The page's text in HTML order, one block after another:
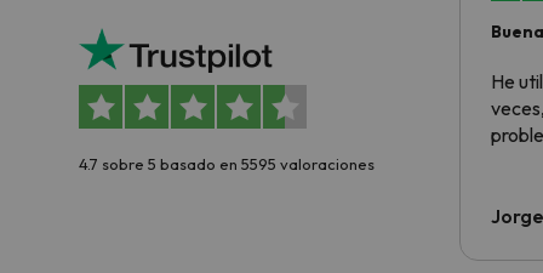
4.7 sobre 5 basado en 5595 valoraciones
He